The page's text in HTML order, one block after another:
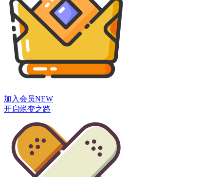
加入会员NEW
开启蜕变之路